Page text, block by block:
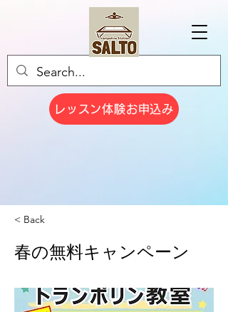
レッスン体験お申込み
< Back
春の無料キャンペーン